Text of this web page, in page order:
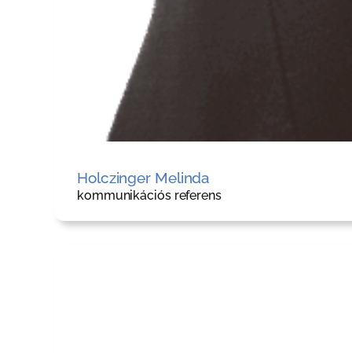
Holczinger Melinda
kommunikációs referens